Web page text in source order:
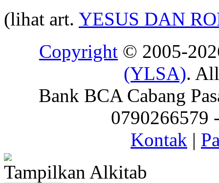
(lihat art. YESUS DAN
Copyright © 2005-
(YLSA).
Bank BCA Cabang
0790266579
Kontak |
Tampilkan Alkitab